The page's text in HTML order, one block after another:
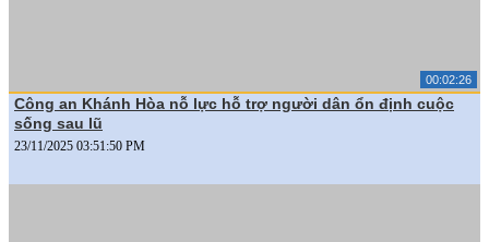
00:02:26
Công an Khánh Hòa nỗ lực hỗ trợ người dân ổn định cuộc
sống sau lũ
23/11/2025 03:51:50 PM